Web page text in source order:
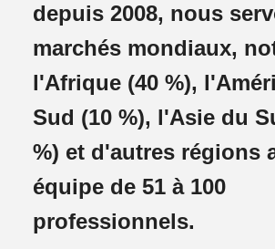
depuis 2008, nous
marchés mondiaux,
l'Afrique (40 %),
Sud (10 %), l'Asie du
%) et d'autres régions
équipe de 51 à 100
professionnels.